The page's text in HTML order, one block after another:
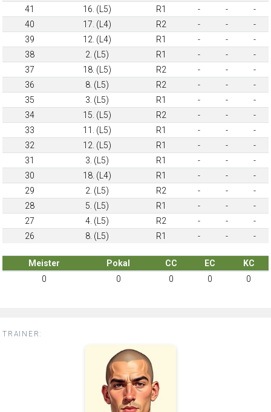
41
16. (L5) R1 - -
-
40
17. (L4) R2 - -
-
39
12. (L4) R1 - -
-
38
2. (L5) R1 - -
-
37
18. (L5) R2 - -
-
36
8. (L5) R2 - -
-
35
3. (L5) R1 - -
-
34
15. (L5) R2 - -
-
33
11. (L5) R1 - -
-
32
12. (L5) R1 - -
-
31
3. (L5) R1 - -
-
30
18. (L4) R1 - -
-
29
2. (L5) R2 - -
-
28
5. (L5) R1 - -
-
27
4. (L5) R2 - -
-
26
8. (L5) R1 - - -
Meister Pokal CC EC
KC
0
0 0 0 0
TRAINER: